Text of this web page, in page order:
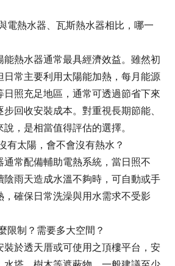
電熱水器、瓦斯熱水器相比，哪一
熱水器通常最具經濟效益。雖然初
日常主要利用太陽能加熱，每月能源
日照充足地區，通常可透過節省下來
回收安裝成本。對重視長期節能、
，是相當值得評估的選擇。
有太陽，會不會沒有熱水？
常配備輔助電熱系統，當日照不
陰雨天造成水溫不夠時，可自動或手
，確保日常洗澡與用水需求不受影
限制？需要多大空間？
裝於透天厝或可使用之頂樓平台，安